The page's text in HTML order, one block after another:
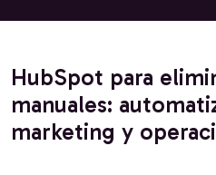
HubSpot para
manuales:
marketing y